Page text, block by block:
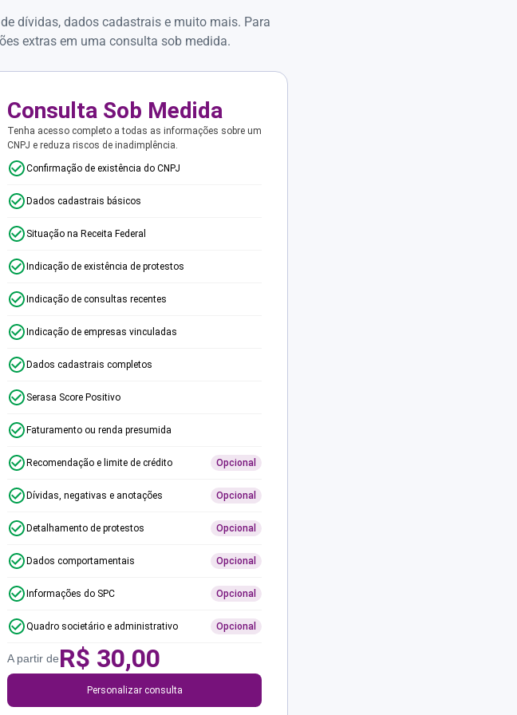
dívidas, dados cadastrais e muito mais. Para
extras em uma consulta sob medida.
Consulta Sob Medida
Tenha acesso completo a todas as informações sobre um
CNPJ e reduza riscos de inadimplência.
Confirmação de existência do CNPJ
Dados cadastrais básicos
Situação na Receita Federal
Indicação de existência de protestos
Indicação de consultas recentes
Indicação de empresas vinculadas
Dados cadastrais completos
Serasa Score Positivo
Faturamento ou renda presumida
Recomendação e limite de crédito Opcional
Dívidas, negativas e anotações Opcional
Detalhamento de protestos Opcional
Dados comportamentais Opcional
Informações do SPC Opcional
Quadro societário e administrativo Opcional
A partir deR$ 30,00
Personalizar consulta